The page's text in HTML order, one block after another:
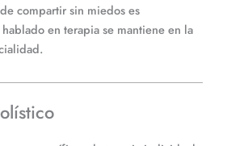
compartir sin miedos es
en terapia se mantiene en la